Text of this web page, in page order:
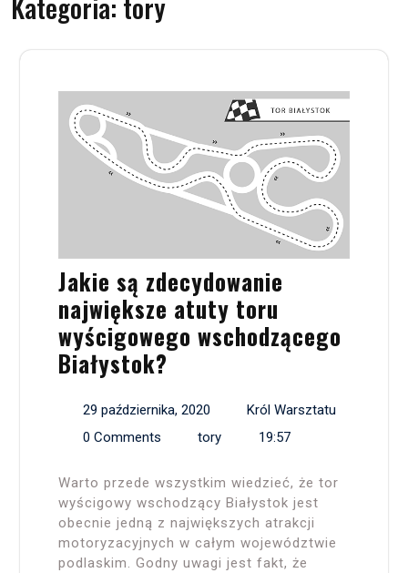
Jakie są zdecydowanie
największe atuty toru
wyścigowego wschodzącego
Białystok?
29 października, 2020
Król Warsztatu
0 Comments
tory 19:57
Warto przede wszystkim wiedzieć, że tor
wyścigowy wschodzący Białystok jest
obecnie jedną z największych atrakcji
motoryzacyjnych w całym województwie
podlaskim. Godny uwagi jest fakt, że